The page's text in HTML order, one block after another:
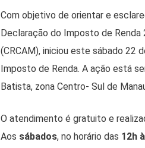
Com objetivo de orientar e
Declaração do Imposto de Renda
(CRCAM), iniciou este sábado 22
Imposto de Renda. A ação está
Batista, zona Centro- Sul de
O atendimento é gratuito e
Aos sábados, no horário das 12h